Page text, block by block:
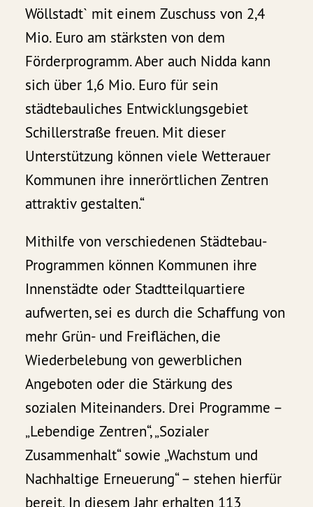
Wöllstadt` mit einem Zuschuss von 2,4
Mio. Euro am stärksten von dem
Förderprogramm. Aber auch Nidda kann
sich über 1,6 Mio. Euro für sein
städtebauliches Entwicklungsgebiet
Schillerstraße freuen. Mit dieser
Unterstützung können viele Wetterauer
Kommunen ihre innerörtlichen Zentren
attraktiv gestalten.“
Mithilfe von verschiedenen Städtebau-
Programmen können Kommunen ihre
Innenstädte oder Stadtteilquartiere
aufwerten, sei es durch die Schaffung von
mehr Grün- und Freiflächen, die
Wiederbelebung von gewerblichen
Angeboten oder die Stärkung des
sozialen Miteinanders. Drei Programme –
„Lebendige Zentren“, „Sozialer
Zusammenhalt“ sowie „Wachstum und
Nachhaltige Erneuerung“ – stehen hierfür
bereit. In diesem Jahr erhalten 113